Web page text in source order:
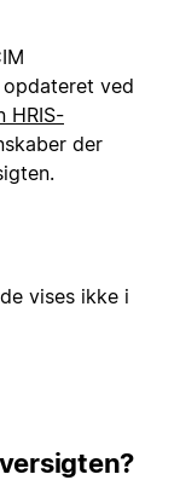
ved
HRIS-
der
vises ikke i